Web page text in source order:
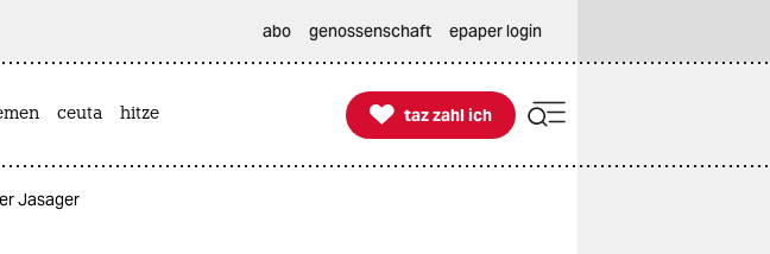
abo genossenschaft epaper login
ceuta hitze 
taz zahl ich
taz zahl ich
Jasager